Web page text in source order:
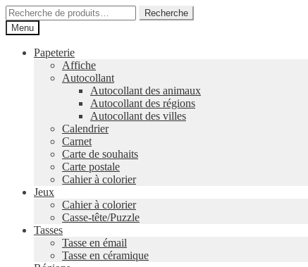
Aller
à
la
navigation
Aller
au
contenu
Recherche
pour :
Recherche
Menu
Papeterie
Affiche
Autocollant
Autocollant des animaux
Autocollant des régions
Autocollant des villes
Calendrier
Carnet
Carte de souhaits
Carte postale
Cahier à colorier
Jeux
Cahier à colorier
Casse-tête/Puzzle
Tasses
Tasse en émail
Tasse en céramique